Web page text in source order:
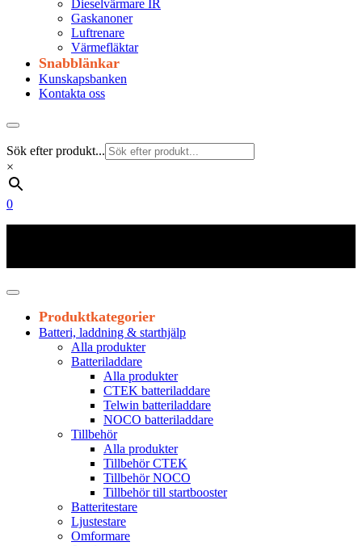
Dieselvärmare IR
Gaskanoner
Luftrenare
Värmefläktar
Snabblänkar
Kunskapsbanken
Kontakta oss
Sök efter produkt...
×
0
Produktkategorier
Batteri, laddning & starthjälp
Alla produkter
Batteriladdare
Alla produkter
CTEK batteriladdare
Telwin batteriladdare
NOCO batteriladdare
Tillbehör
Alla produkter
Tillbehör CTEK
Tillbehör NOCO
Tillbehör till startbooster
Batteritestare
Ljustestare
Omformare